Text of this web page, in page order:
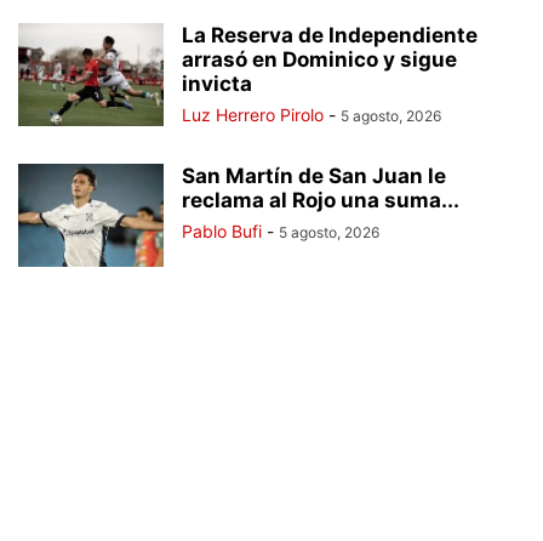
La Reserva de Independiente
arrasó en Dominico y sigue
invicta
Luz Herrero Pirolo - 5 agosto, 2026
San Martín de San Juan le
reclama al Rojo una suma...
Pablo Bufi - 5 agosto, 2026